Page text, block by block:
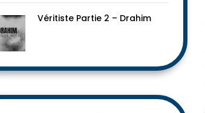
Véritiste Partie 2 – Drahim